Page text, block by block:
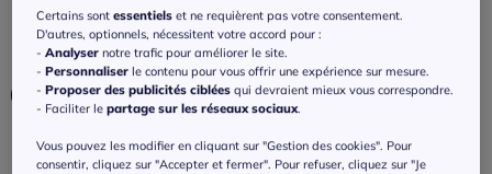
Couleur :couleur ivoire-pamplemousse
Taille :
Certains sontessentiels et ne requièrent pas votre consentement.
D'autres, optionnels, nécessitent votre accord pour :
-Analyser notre trafic pour améliorer le site.
-Personnaliser le contenu pour vous offrir une expérience sur mesure.
-Proposer des publicités ciblées qui devraient mieux vous correspondre.
- Faciliter lepartage sur les réseaux sociaux.
Vous pouvez les modifier en cliquant sur "Gestion des cookies". Pour
consentir, cliquez sur "Accepter et fermer". Pour refuser, cliquez sur "Je